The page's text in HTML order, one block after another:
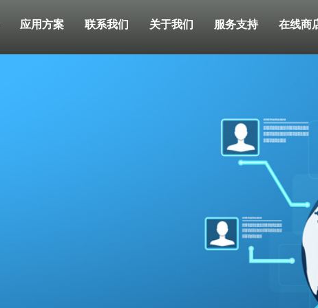
应用方案 联系我们 关于我们 服务支持 在线商